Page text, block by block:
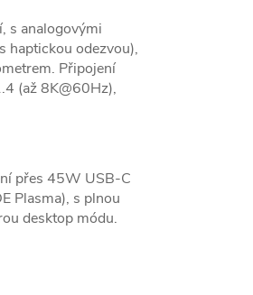
s analogovými
haptickou odezvou),
Připojení
(až 8K@60Hz),
přes 45W USB-C
Plasma), s plnou
desktop módu.